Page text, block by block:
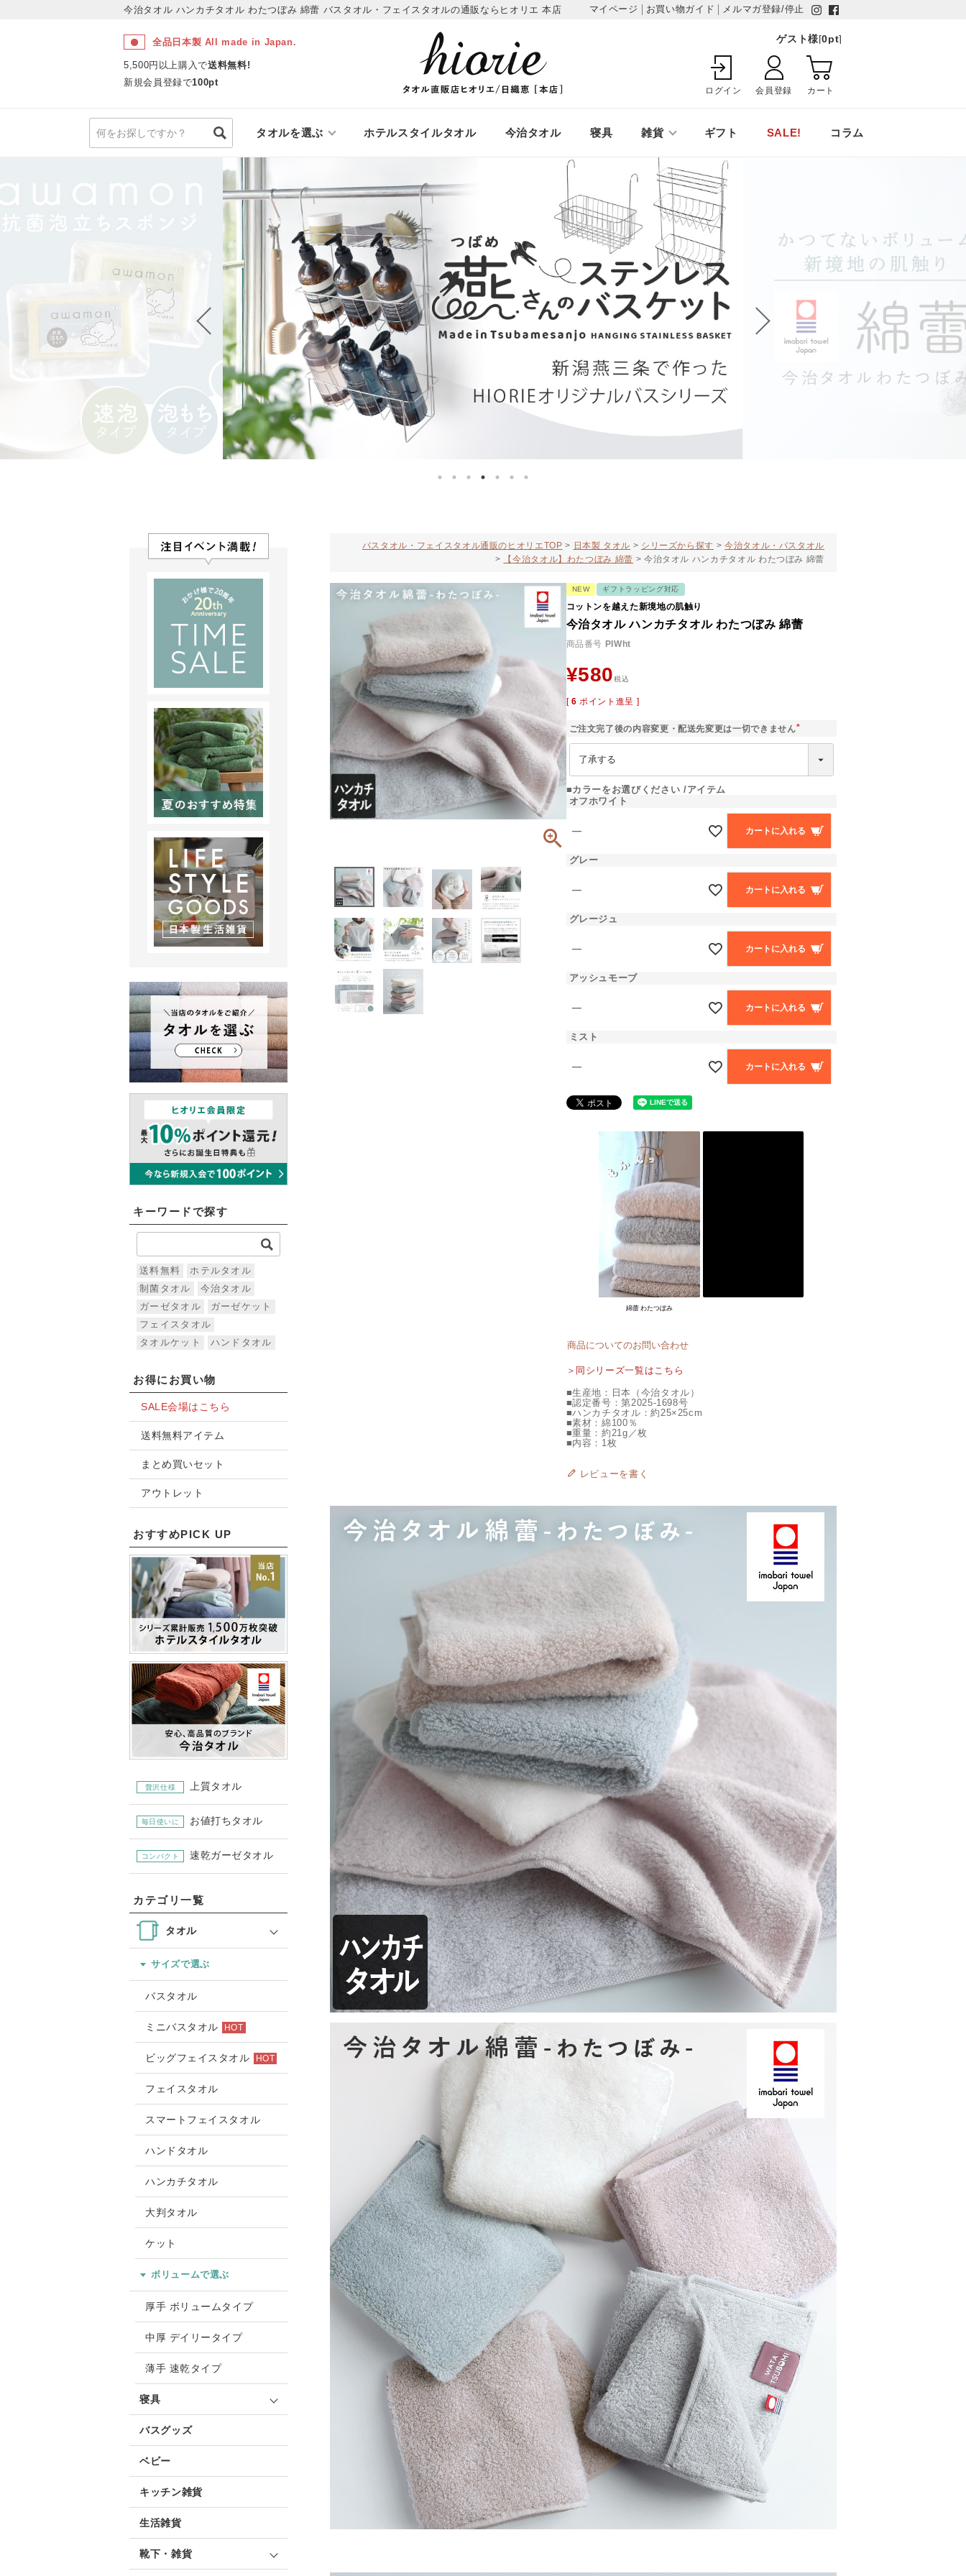
今治タオル ハンカチタオル わたつぼみ 綿蕾 バスタオル・フェイスタオルの通販ならヒオリエ 本店 マイページ お買い物ガイド メルマガ登録/停止
全品日本製 All made in Japan.
5,500円以上購入で送料無料!
新規会員登録で100pt
ゲスト様[0pt]
ログイン 会員登録 カート
タオルを選ぶ ホテルスタイルタオル 今治タオル 寝具 雑貨 ギフト SALE! コラム
キーワードで探す
送料無料
ホテルタオル
制菌タオル
今治タオル
ガーゼタオル
ガーゼケット
フェイスタオル
タオルケット
ハンドタオル
お得にお買い物
SALE会場はこちら
送料無料アイテム
まとめ買いセット
アウトレット
おすすめPICK UP
贅沢仕様 上質タオル
毎日使いに お値打ちタオル
コンパクト 速乾ガーゼタオル
カテゴリ一覧
タオル
サイズで選ぶ
バスタオル
ミニバスタオル HOT
ビッグフェイスタオル HOT
フェイスタオル
スマートフェイスタオル
ハンドタオル
ハンカチタオル
大判タオル
ケット
ボリュームで選ぶ
厚手 ボリュームタイプ
中厚 デイリータイプ
薄手 速乾タイプ
寝具
バスグッズ
ベビー
キッチン雑貨
生活雑貨
靴下・雑貨
バスタオル・フェイスタオル通販のヒオリエTOP 日本製 タオル シリーズから探す
今治タオル・バスタオル
【今治タオル】わたつぼみ 綿蕾
今治タオル ハンカチタオル わたつぼみ 綿蕾
NEW ギフトラッピング対応
コットンを越えた新境地の肌触り
今治タオル ハンカチタオル わたつぼみ 綿蕾
商品番号 PIWht
¥580税込
[ 6 ポイント進呈 ]
ご注文完了後の内容変更・配送先変更は一切できません
必
■カラーをお選びください
アイテム
オフホワイト
― カートに入れる
グレー
― カートに入れる
グレージュ
― カートに入れる
アッシュモーブ
― カートに入れる
ミスト
― カートに入れる
綿蕾 わたつぼみ
商品についてのお問い合わせ
＞同シリーズ一覧はこちら
■生産地：日本（今治タオル）
■認定番号：第2025-1698号
■ハンカチタオル：約25×25cm
■素材：綿100％
■重量：約21g／枚
■内容：1枚
レビューを書く